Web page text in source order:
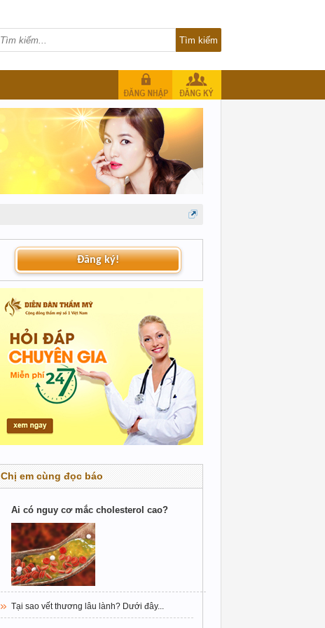
Đăng ký!
Chị em cùng đọc báo
Ai có nguy cơ mắc cholesterol cao?
Tại sao vết thương lâu lành? Dưới đây...